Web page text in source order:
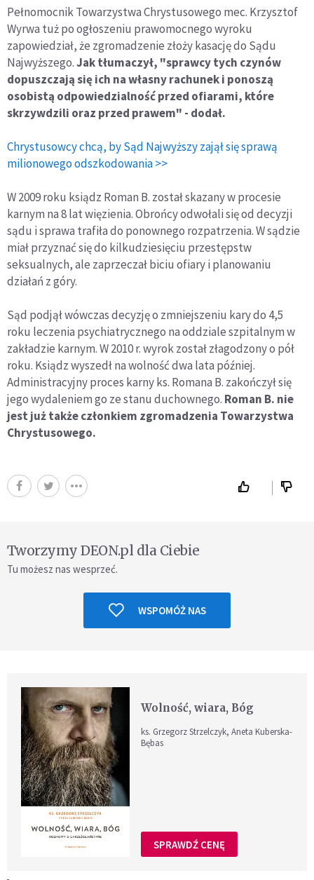
Pełnomocnik Towarzystwa Chrystusowego mec. Krzysztof
Wyrwa tuż po ogłoszeniu prawomocnego wyroku
zapowiedział, że zgromadzenie złoży kasację do Sądu
Najwyższego.Jak tłumaczył, "sprawcy tych czynów
dopuszczają się ich na własny rachunek i ponoszą
osobistą odpowiedzialność przed ofiarami, które
skrzywdzili oraz przed prawem" - dodał.
Chrystusowcy chcą, by Sąd Najwyższy zajął się sprawą
milionowego odszkodowania >>
W 2009 roku ksiądz Roman B. został skazany w procesie
karnym na 8 lat więzienia. Obrońcy odwołali się od decyzji
sądu i sprawa trafiła do ponownego rozpatrzenia. W sądzie
miał przyznać się do kilkudziesięciu przestępstw
seksualnych, ale zaprzeczał biciu ofiary i planowaniu
działań z góry.
Sąd podjął wówczas decyzję o zmniejszeniu kary do 4,5
roku leczenia psychiatrycznego na oddziale szpitalnym w
zakładzie karnym. W 2010 r. wyrok został złagodzony o pół
roku. Ksiądz wyszedł na wolność dwa lata później.
Administracyjny proces karny ks. Romana B. zakończył się
jego wydaleniem go ze stanu duchownego. Roman B. nie
jest już także członkiem zgromadzenia Towarzystwa
Chrystusowego.
Tworzymy DEON.pl dla Ciebie
Tu możesz nas wesprzeć.
WSPOMÓŻ NAS
Wolność, wiara, Bóg
ks. Grzegorz Strzelczyk, Aneta Kuberska-
Bębas
SPRAWDŹ CENĘ